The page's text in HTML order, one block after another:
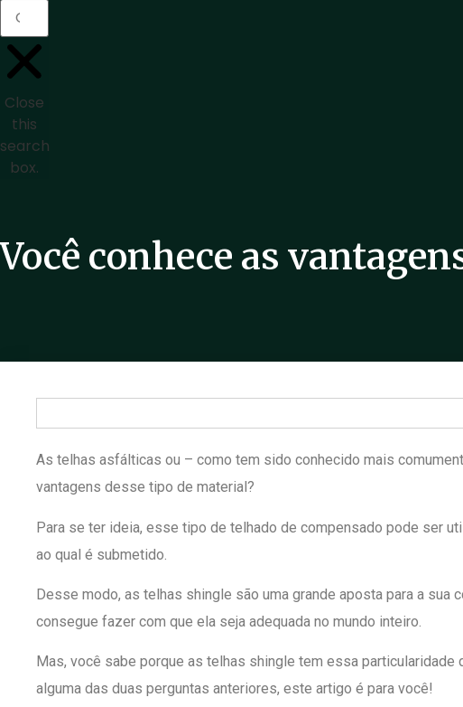
Close
this
search
box.
Você conhece as
As telhas asfálticas ou – como tem sido conhecido mais
vantagens desse tipo de material?
Para se ter ideia, esse tipo de telhado de compensado pode ser
ao qual é submetido.
Desse modo, as telhas shingle são uma grande aposta para a
consegue fazer com que ela seja adequada no mundo inteiro.
Mas, você sabe porque as telhas shingle tem essa
alguma das duas perguntas anteriores, este artigo é para você!